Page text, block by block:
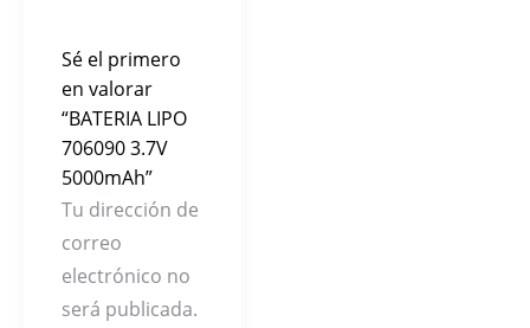
Sé el primero
en valorar
“BATERIA LIPO
706090 3.7V
5000mAh”
Tu dirección de
correo
electrónico no
será publicada.